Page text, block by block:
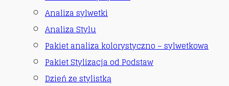
Analiza sylwetki
Analiza Stylu
Pakiet analiza kolorystyczno – sylwetkowa
Pakiet Stylizacja od Podstaw
Dzień ze stylistką